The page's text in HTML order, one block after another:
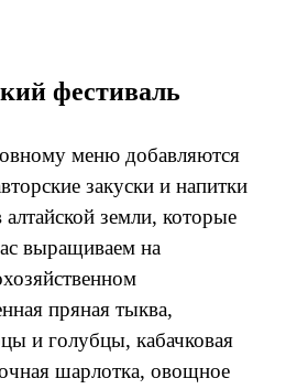
фестиваль
меню добавляются
закуски и напитки
земли, которые
выращиваем на
пряная тыква,
и голубцы, кабачковая
шарлотка, овощное